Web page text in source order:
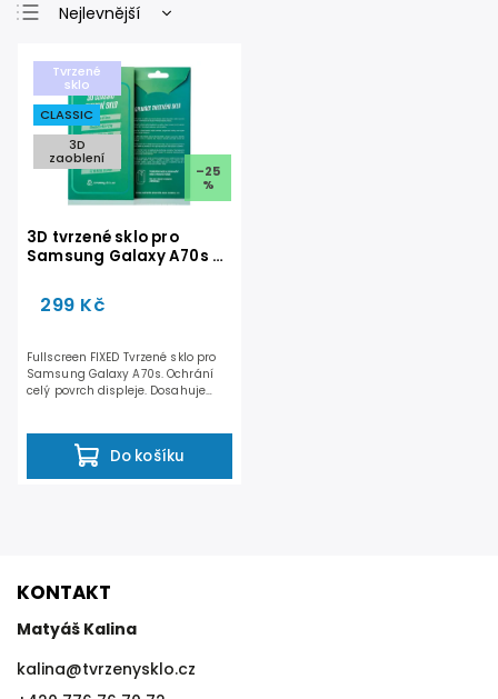
Nejlevnější
Nejprodávanější
Abecedně
Tvrzené
sklo
CLASSIC
3D
zaoblení
–25
%
3D tvrzené sklo pro
Samsung Galaxy A70s -
299 Kč
Do košíku
Fullscreen FIXED Tvrzené sklo pro
Samsung Galaxy A70s. Ochrání
celý povrch displeje. Dosahuje
KONTAKT
Matyáš Kalina
kalina@tvrzenysklo.cz